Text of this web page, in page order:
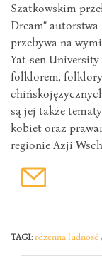
Szatkowskim
Dream”
przebywa na
Yat-sen
folklorem,
są jej także
kobiet oraz
regionie Azji
TAGI:rdzenna ludność